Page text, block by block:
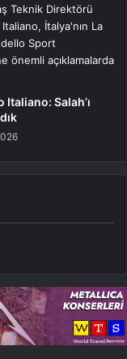
Italiano: Salah’ı